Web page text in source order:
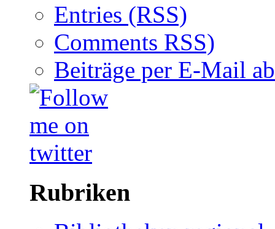
Entries (RSS)
Comments RSS)
Beiträge per E-Mail
Rubriken